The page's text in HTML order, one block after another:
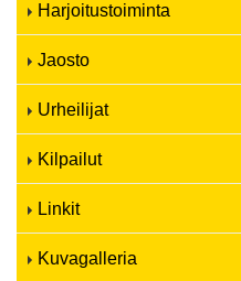
Harjoitustoiminta
Jaosto
Urheilijat
Kilpailut
Linkit
Kuvagalleria